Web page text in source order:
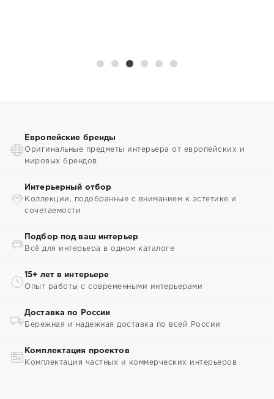
Европейские бренды
Оригинальные предметы интерьера от европейских и
мировых брендов
Интерьерный отбор
Коллекции, подобранные с вниманием к эстетике и
сочетаемости
Подбор под ваш интерьер
Всё для интерьера в одном каталоге
15+ лет в интерьере
Опыт работы с современными интерьерами
Доставка по России
Бережная и надежная доставка по всей России
Комплектация проектов
Комплектация частных и коммерческих интерьеров